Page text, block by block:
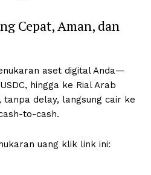
Cepat, Aman, dan
aset digital Anda—
hingga ke Rial Arab
tanpa delay, langsung cair ke
to-cash.
uang klik link ini: